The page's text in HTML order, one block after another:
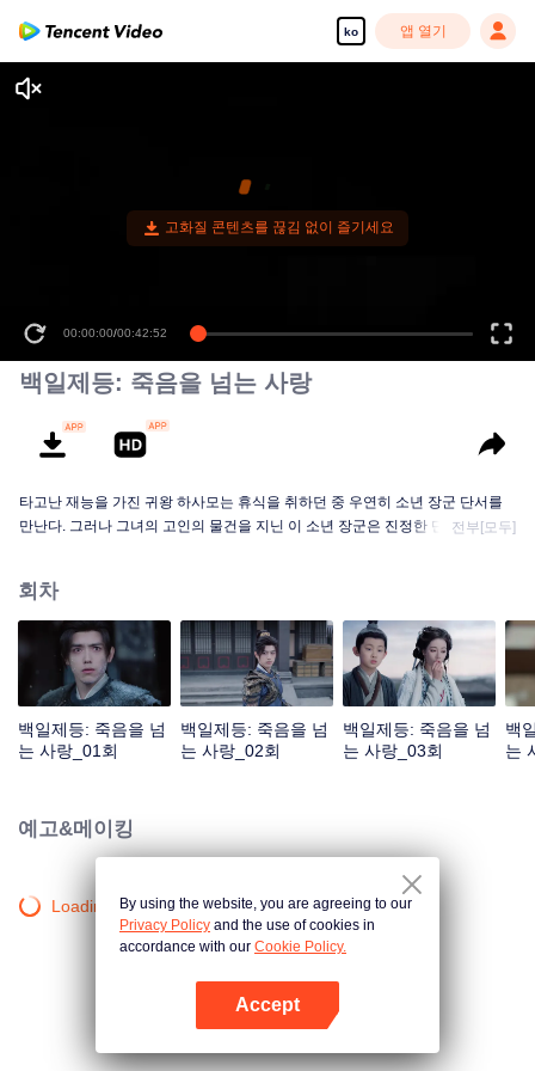
ko 앱 열기
00:00:00/00:42:52
백일제등: 죽음을 넘는 사랑
타고난 재능을 가진 귀왕 하사모는 휴식을 취하던 중 우연히 소년 장군 단서를
만난다. 그러나 그녀의 고인의 물건을 지닌 이 소년 장군은 진정한 단서가 아닌
다. 수명이 겨우 백 년인 인간과 400년을 살아도 여전히 소녀인 악귀가 사랑으
로 시간의 흐름에 저항한다.
전부[모두]
회차
백일제등: 죽음을 넘
는 사랑_01회
백일제등: 죽음을 넘
는 사랑_02회
백일제등: 죽음을 넘
는 사랑_03회
백
는
예고&메이킹
Loading…By using the website, you are agreeing to our
Privacy Policy and the use of cookies in
accordance with our Cookie Policy.
Accept